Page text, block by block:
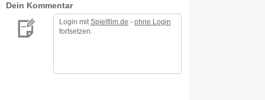
Dein Kommentar
Login mit Spielfilm.de - ohne Login
fortsetzen.